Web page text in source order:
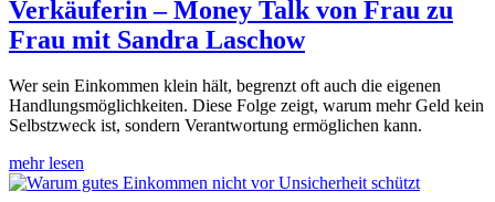
Verkäuferin – Money Talk von Frau zu
Frau mit Sandra Laschow
Wer sein Einkommen klein hält, begrenzt oft auch die eigenen
Handlungsmöglichkeiten. Diese Folge zeigt, warum mehr Geld kein
Selbstzweck ist, sondern Verantwortung ermöglichen kann.
mehr lesen